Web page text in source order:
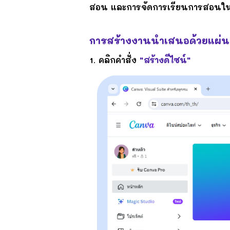
สอน และการจัดการเรียนการสอน
การสร้างงานนำเสนอด้วยแผ่
1. คลิกคำสั่ง "สร้างดีไซน์"